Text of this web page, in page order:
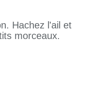
Hachez l'ail et
morceaux.